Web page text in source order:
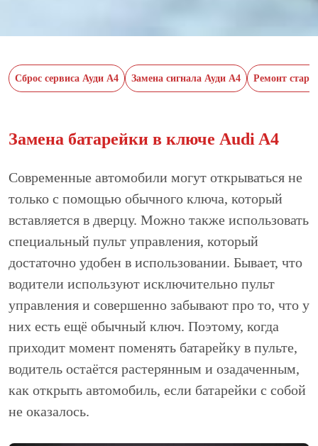
Сброс сервиса Ауди А4 Замена сигнала Ауди А4 Ремонт
Замена батарейки в ключе Audi A4
Современные автомобили могут открываться не
только с помощью обычного ключа, который
вставляется в дверцу. Можно также использовать
специальный пульт управления, который
достаточно удобен в использовании. Бывает, что
водители используют исключительно пульт
управления и совершенно забывают про то, что у
них есть ещё обычный ключ. Поэтому, когда
приходит момент поменять батарейку в пульте,
водитель остаётся растерянным и озадаченным,
как открыть автомобиль, если батарейки с собой
не оказалось.